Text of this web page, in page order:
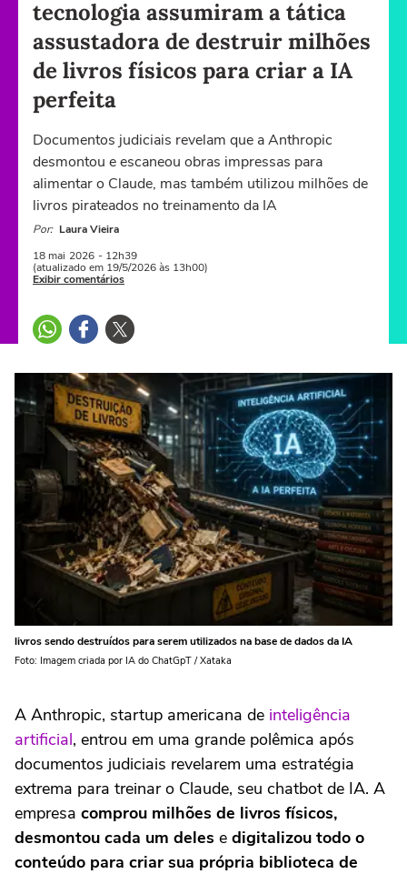
tecnologia assumiram a tática
assustadora de destruir milhões
de livros físicos para criar a IA
perfeita
Documentos judiciais revelam que a Anthropic
desmontou e escaneou obras impressas para
alimentar o Claude, mas também utilizou milhões de
livros pirateados no treinamento da IA
Por: Laura Vieira
18 mai 2026 - 12h39
(atualizado em 19/5/2026 às 13h00)
Exibir comentários
livros sendo destruídos para serem utilizados na base de dados da IA
Foto: Imagem criada por IA do ChatGpT / Xataka
A Anthropic, startup americana de inteligência
artificial, entrou em uma grande polêmica após
documentos judiciais revelarem uma estratégia
extrema para treinar o Claude, seu chatbot de IA. A
empresa comprou milhões de livros físicos,
desmontou cada um deles e digitalizou todo o
conteúdo para criar sua própria biblioteca de